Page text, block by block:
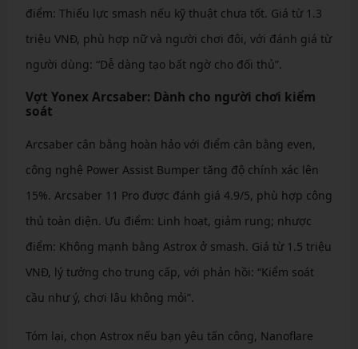
điểm: Thiếu lực smash nếu kỹ thuật chưa tốt. Giá từ 1.3
triệu VNĐ, phù hợp nữ và người chơi đôi, với đánh giá từ
người dùng: “Dễ dàng tạo bất ngờ cho đối thủ”.
Vợt Yonex Arcsaber: Dành cho người chơi kiểm
soát
Arcsaber cân bằng hoàn hảo với điểm cân bằng even,
công nghệ Power Assist Bumper tăng độ chính xác lên
15%. Arcsaber 11 Pro được đánh giá 4.9/5, phù hợp công
thủ toàn diện. Ưu điểm: Linh hoạt, giảm rung; nhược
điểm: Không mạnh bằng Astrox ở smash. Giá từ 1.5 triệu
VNĐ, lý tưởng cho trung cấp, với phản hồi: “Kiểm soát
cầu như ý, chơi lâu không mỏi”.
Tóm lại, chọn Astrox nếu bạn yêu tấn công, Nanoflare